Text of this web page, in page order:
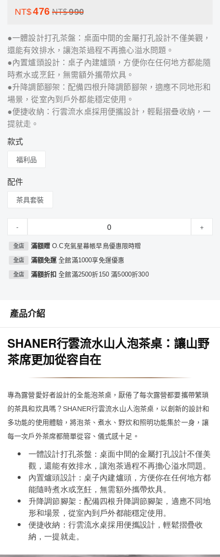
NT$476 NT$990
●一體設計打孔茶盤：桌面中間的金屬打孔設計不僅美觀，
還能有效排水，讓泡茶過程不再擔心溢水問題。
●內置爐頭設計：桌子內建爐頭，方便你在任何地方都能隨
時煮水或烹飪，無需額外攜帶炊具。
●升降調節腳架：配備四根升降調節腳架，適應不同地形和
場景，從室內到戶外都能穩定使用。
●便捷收納：行雲流水桌採用便攜設計，輕鬆摺疊收納，一
提就走。
款式
福利品
配件
茶具套裝
- +
全店 滿額贈O.C充氣星幕帳早鳥優惠限時贈
全店 滿額免運全館滿1000享免運優惠
全店 滿額折扣全館滿2500折150 滿5000折300
產品介紹
SHANER行雲流水山人泡茶桌：讓山野
茶席更加從容自在
專為露營愛好者設計的全能泡茶桌，厭倦了每次露營都要攜帶繁瑣
的茶具和炊具嗎？SHANER行雲流水山人泡茶桌，以創新的設計和
多功能的使用體驗，將泡茶、煮水、野炊和照明功能集於一身，讓
每一次戶外茶席都簡單從容、儀式感十足。
一體設計打孔茶盤：桌面中間的金屬打孔設計不僅美
觀，還能有效排水，讓泡茶過程不再擔心溢水問題。
內置爐頭設計：桌子內建爐頭，方便你在任何地方都
能隨時煮水或烹飪，無需額外攜帶炊具。
升降調節腳架：配備四根升降調節腳架，適應不同地
形和場景，從室內到戶外都能穩定使用。
便捷收納：行雲流水桌採用便攜設計，輕鬆摺疊收
納，一提就走。